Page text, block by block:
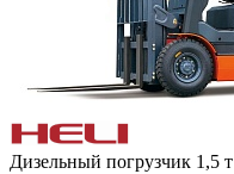
Дизельный погрузчик 1,5